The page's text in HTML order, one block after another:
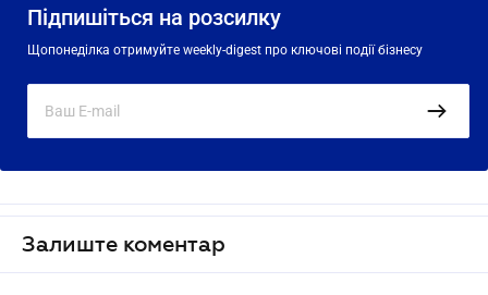
Підпишіться на розсилку
Щопонеділка отримуйте weekly-digest про ключові події бізнесу
Залиште коментар